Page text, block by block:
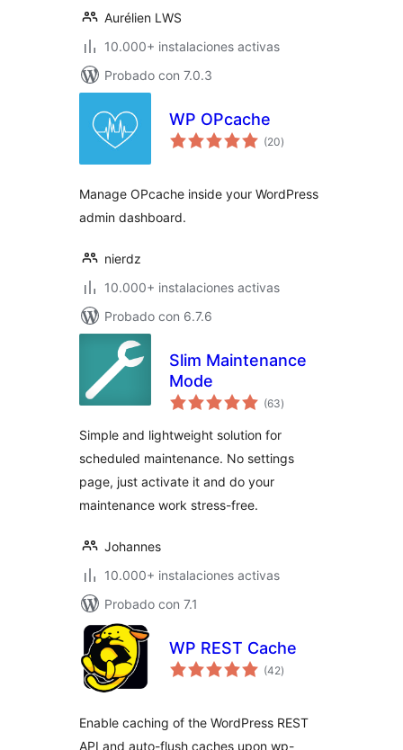
Aurélien LWS
10.000+ instalaciones activas
Probado con 7.0.3
WP OPcache
(20valoraciones
en
)
Manage OPcache inside your WordPress
admin dashboard.
nierdz
10.000+ instalaciones activas
Probado con 6.7.6
Slim Maintenance
Mode
(63valoraciones
en
)
Simple and lightweight solution for
scheduled maintenance. No settings
page, just activate it and do your
maintenance work stress-free.
Johannes
10.000+ instalaciones activas
Probado con 7.1
WP REST Cache
(42valoraciones
en
)
Enable caching of the WordPress REST
API and auto-flush caches upon wp-